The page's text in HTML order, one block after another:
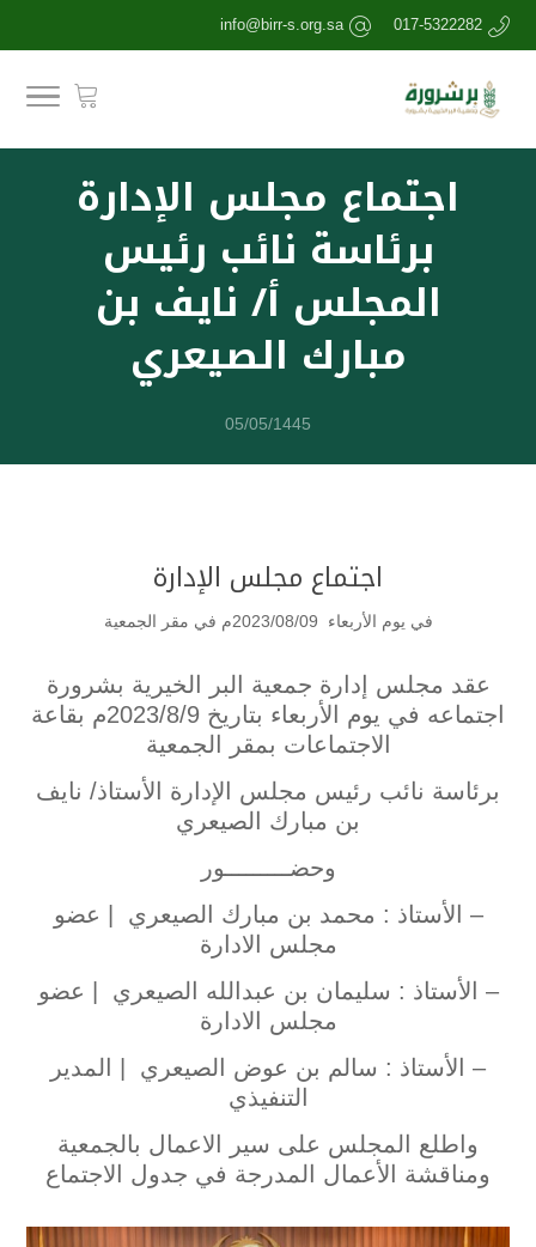
017-5322282
info@birr-s.org.sa
اجتماع مجلس الإدارة
برئاسة نائب رئيس
المجلس أ/ نايف بن
مبارك الصيعري
05/05/1445
اجتماع مجلس الإدارة
في يوم الأربعاء 2023/08/09م في مقر الجمعية
عقد مجلس إدارة جمعية البر الخيرية بشرورة
اجتماعه في يوم الأربعاء بتاريخ 2023/8/9م بقاعة
الاجتماعات بمقر الجمعية
برئاسة نائب رئيس مجلس الإدارة الأستاذ/ نايف
بن مبارك الصيعري
وحضـــــــــور
– الأستاذ : محمد بن مبارك الصيعري | عضو
مجلس الادارة
– الأستاذ : سليمان بن عبدالله الصيعري | عضو
مجلس الادارة
– الأستاذ : سالم بن عوض الصيعري | المدير
التنفيذي
واطلع المجلس على سير الاعمال بالجمعية
ومناقشة الأعمال المدرجة في جدول الاجتماع